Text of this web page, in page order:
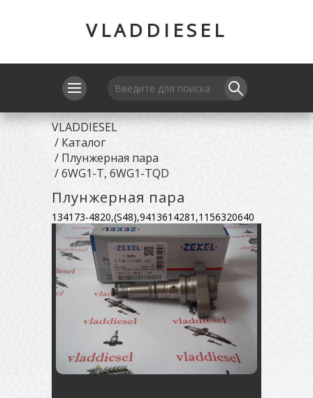
VLADDIESEL
VLADDIESEL
/ Каталог
/ Плунжерная пара
/6WG1-T, 6WG1-TQD
Плунжерная пара
134173-4820,(S48),9413614281,1156320640